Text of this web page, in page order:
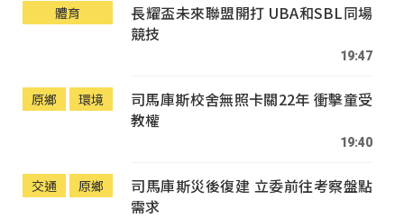
體育
長耀盃未來聯盟開打 UBA和SBL同場
競技
19:47
原鄉 環境
司馬庫斯校舍無照卡關22年 衝擊童受
教權
19:40
交通 原鄉
司馬庫斯災後復建 立委前往考察盤點
需求